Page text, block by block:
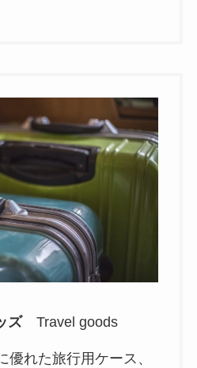
ズTravel goods
優れた旅行用ケース、